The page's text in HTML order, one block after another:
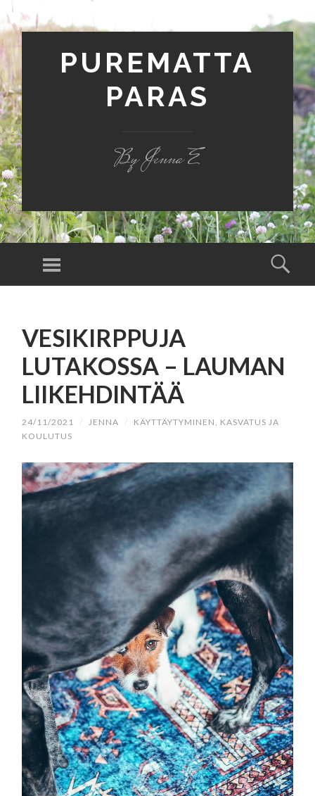
PUREMATTA
PARAS
By Jenna E
Valikko
VESIKIRPPUJA
LUTAKOSSA – LAUMAN
LIIKEHDINTÄÄ
24/11/2021 / JENNA /
KÄYTTÄYTYMINEN, KASVATUS JA
KOULUTUS